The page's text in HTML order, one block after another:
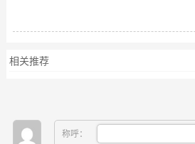
相关推荐
称呼：